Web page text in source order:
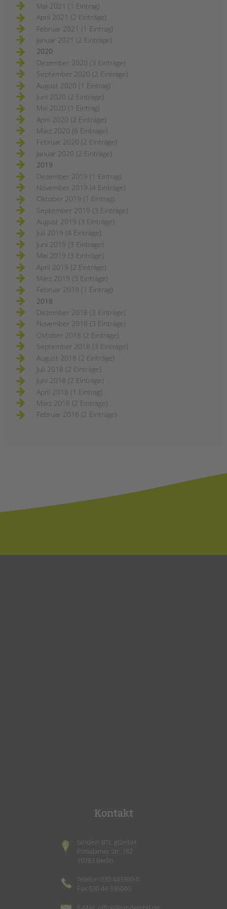
Mai 2021 (1 Eintrag)
April 2021 (2 Einträge)
Februar 2021 (1 Eintrag)
Januar 2021 (2 Einträge)
2020
Dezember 2020 (3 Einträge)
September 2020 (2 Einträge)
August 2020 (1 Eintrag)
Juni 2020 (2 Einträge)
Mai 2020 (1 Eintrag)
April 2020 (2 Einträge)
März 2020 (6 Einträge)
Februar 2020 (2 Einträge)
Januar 2020 (2 Einträge)
2019
Dezember 2019 (1 Eintrag)
November 2019 (4 Einträge)
Oktober 2019 (1 Eintrag)
September 2019 (3 Einträge)
August 2019 (3 Einträge)
Juli 2019 (4 Einträge)
Juni 2019 (3 Einträge)
Mai 2019 (3 Einträge)
April 2019 (2 Einträge)
März 2019 (3 Einträge)
Februar 2019 (1 Eintrag)
2018
Dezember 2018 (3 Einträge)
November 2018 (3 Einträge)
Oktober 2018 (2 Einträge)
September 2018 (3 Einträge)
August 2018 (2 Einträge)
Juli 2018 (2 Einträge)
Juni 2018 (2 Einträge)
April 2018 (1 Eintrag)
März 2018 (2 Einträge)
Februar 2018 (2 Einträge)
Kontakt
tandem BTL gGmbH
Potsdamer Str. 182
10783 Berlin
Telefon 030 443360-0
Fax 030 44 336040